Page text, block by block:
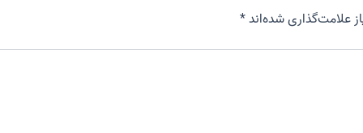
علامت‌گذاری شده‌اند*